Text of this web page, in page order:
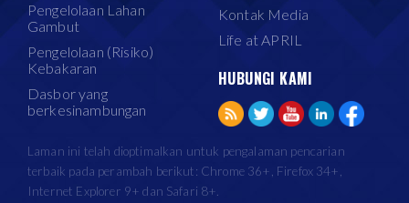
Pengelolaan Lahan
Gambut
Pengelolaan (Risiko)
Kebakaran
Dasbor yang
berkesinambungan
Kontak Media
Life at APRIL
HUBUNGI KAMI
Laman ini telah dioptimalkan untuk pengalaman pencarian
terbaik pada perambah berikut: Chrome 36+, Firefox 34+,
Internet Explorer 9+ dan Safari 8+.